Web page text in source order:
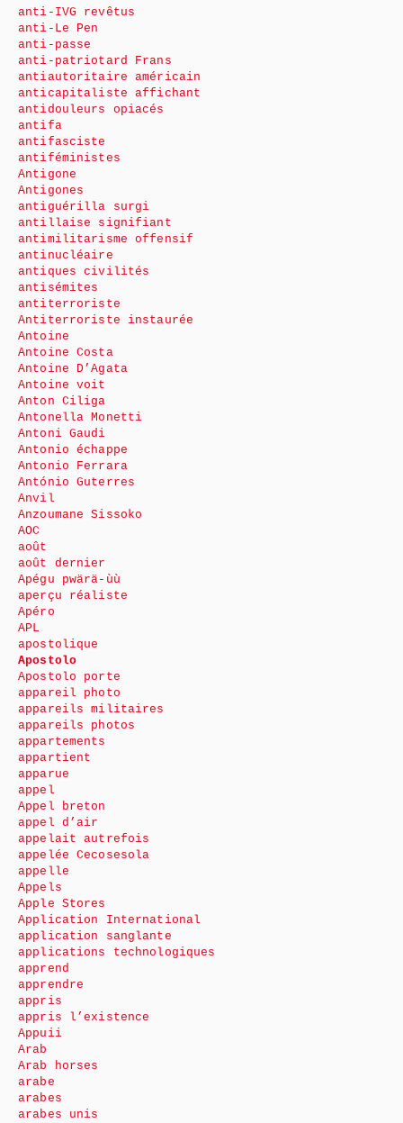
anti-IVG revêtus
anti-Le Pen
anti-passe
anti-patriotard Frans
antiautoritaire américain
anticapitaliste affichant
antidouleurs opiacés
antifa
antifasciste
antiféministes
Antigone
Antigones
antiguérilla surgi
antillaise signifiant
antimilitarisme offensif
antinucléaire
antiques civilités
antisémites
antiterroriste
Antiterroriste instaurée
Antoine
Antoine Costa
Antoine D’Agata
Antoine voit
Anton Ciliga
Antonella Monetti
Antoni Gaudi
Antonio échappe
Antonio Ferrara
António Guterres
Anvil
Anzoumane Sissoko
AOC
août
août dernier
Apégu pwärä-ùù
aperçu réaliste
Apéro
APL
apostolique
Apostolo
Apostolo porte
appareil photo
appareils militaires
appareils photos
appartements
appartient
apparue
appel
Appel breton
appel d’air
appelait autrefois
appelée Cecosesola
appelle
Appels
Apple Stores
Application International
application sanglante
applications technologiques
apprend
apprendre
appris
appris l’existence
Appuii
Arab
Arab horses
arabe
arabes
arabes unis